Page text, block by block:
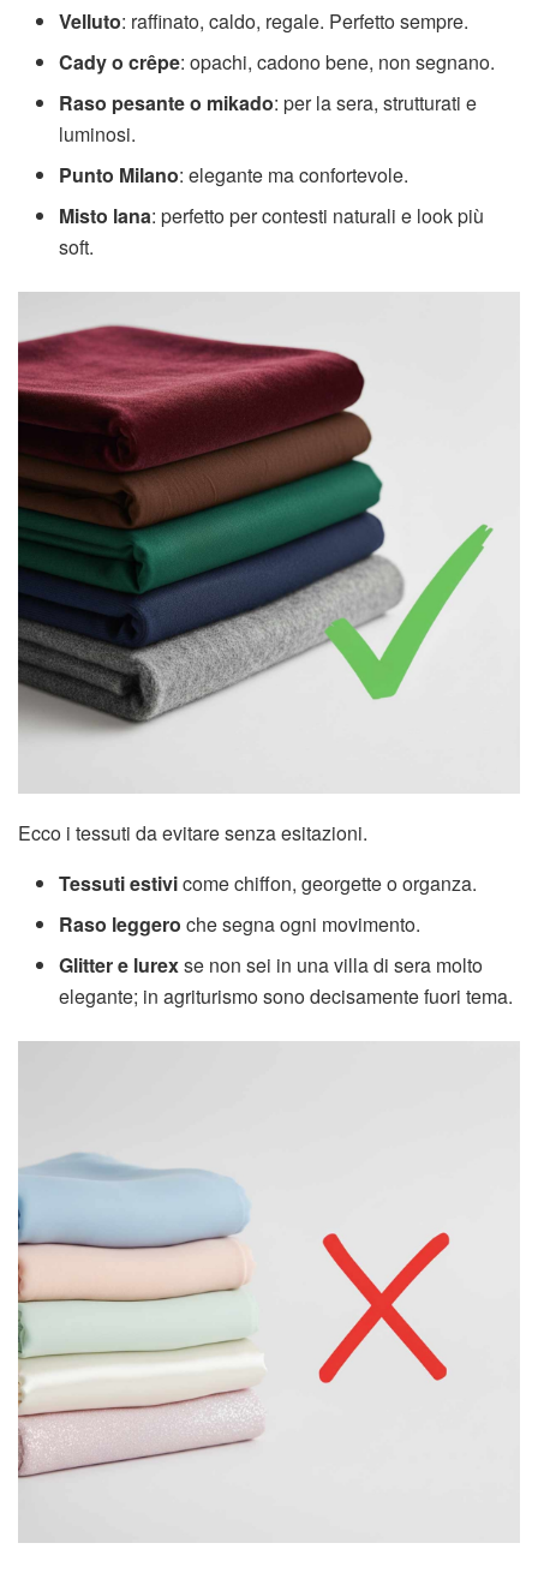
Velluto: raffinato, caldo, regale. Perfetto sempre.
Cady o crêpe: opachi, cadono bene, non segnano.
Raso pesante o mikado: per la sera, strutturati e
luminosi.
Punto Milano: elegante ma confortevole.
Misto lana: perfetto per contesti naturali e look più
soft.
Ecco i tessuti da evitare senza esitazioni.
Tessuti estivicome chiffon, georgette o organza.
Raso leggero che segna ogni movimento.
Glitter e lurexse non sei in una villa di sera molto
elegante; in agriturismo sono decisamente fuori tema.